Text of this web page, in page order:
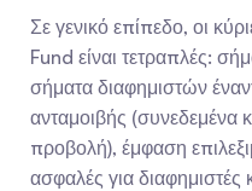
Σε γενικό επίπεδο, οι
Fund είναι τετραπλές:
σήματα διαφημιστών
ανταμοιβής (συνεδεμένα
προβολή), έμφαση
ασφαλές για